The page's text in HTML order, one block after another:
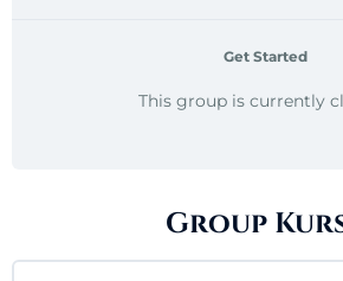
Get Started
This group is currently
Group